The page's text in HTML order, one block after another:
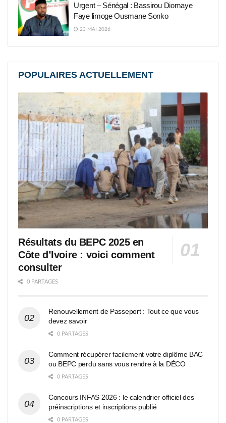
Urgent – Sénégal : Bassirou Diomaye
Faye limoge Ousmane Sonko
23 MAI 2026
POPULAIRES ACTUELLEMENT
Résultats du BEPC 2025 en
Côte d’Ivoire : voici comment
consulter
0 PARTAGES
Renouvellement de Passeport : Tout ce que vous
devez savoir
0 PARTAGES
Comment récupérer facilement votre diplôme BAC
ou BEPC perdu sans vous rendre à la DÉCO
0 PARTAGES
Concours INFAS 2026 : le calendrier officiel des
préinscriptions et inscriptions publié
0 PARTAGES